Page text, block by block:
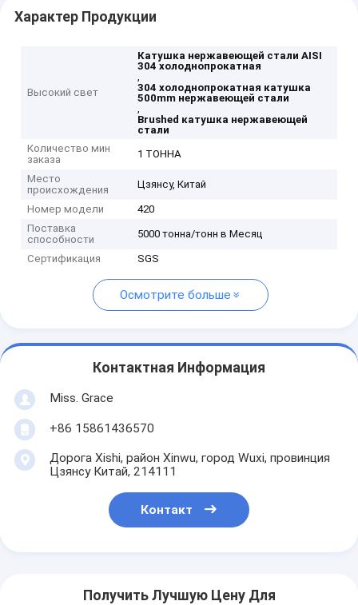
Характер Продукции
Высокий свет
Катушка нержавеющей стали AISI
304 холоднопрокатная
,
304 холоднопрокатная катушка
500mm нержавеющей стали
,
Brushed катушка нержавеющей
стали
Количество мин
заказа
1 ТОННА
Место
происхождения
Цзянсу, Китай
Номер модели
420
Поставка
способности
5000 тонна/тонн в Месяц
Сертификация SGS
Осмотрите больше
Контактная Информация
Miss. Grace
+86 15861436570
Дорога Xishi, район Xinwu, город Wuxi, провинция
Цзянсу Китай, 214111
Контакт
Получить Лучшую Цену Для